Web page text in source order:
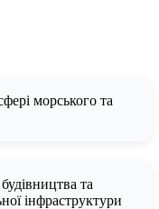
морського та
та
інфраструктури